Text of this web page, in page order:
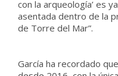
con la arqueología’ es
asentada dentro de la
de Torre del Mar”.
García ha recordado